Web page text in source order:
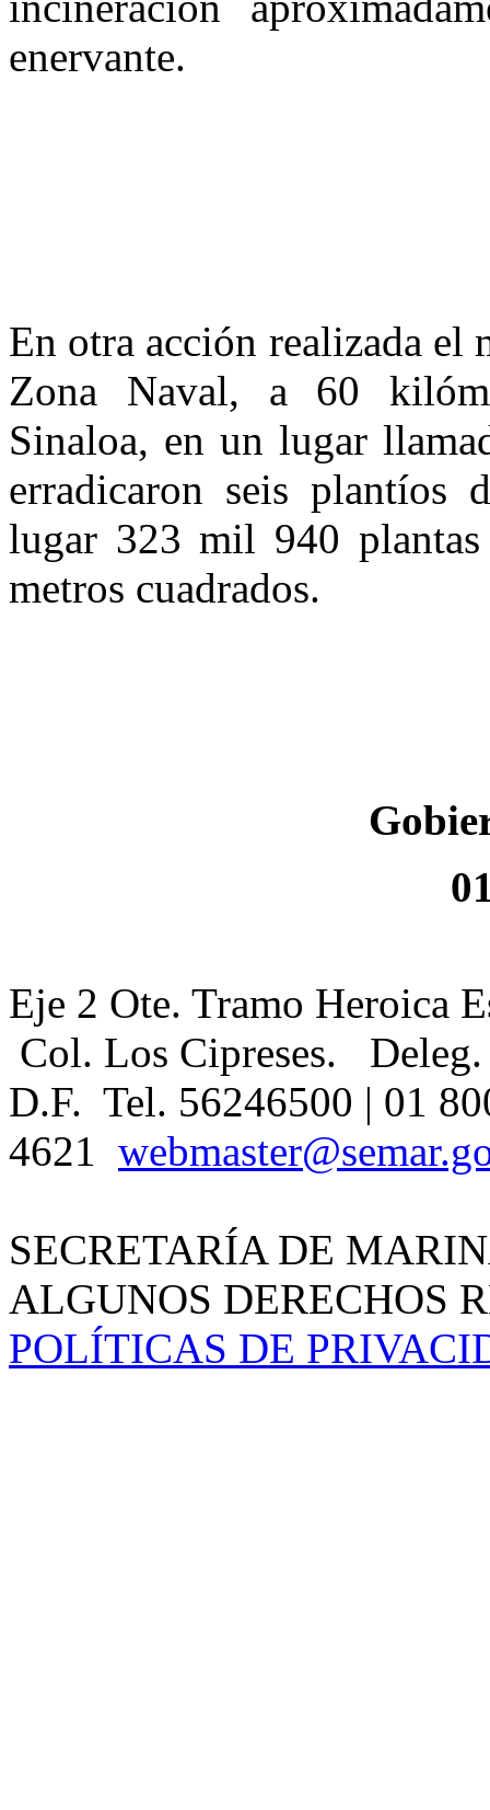
enervante.
En otra acción realizada el
Zona Naval, a 60
Sinaloa, en un lugar
erradicaron seis plantíos
lugar 323 mil 940
metros cuadrados.
Eje 2 Ote. Tramo Heroica
Col. Los Cipreses.
D.F. Tel. 56246500 | 01
4621
SECRETARÍA DE
ALGUNOS DERECHOS
POLÍTICAS DE